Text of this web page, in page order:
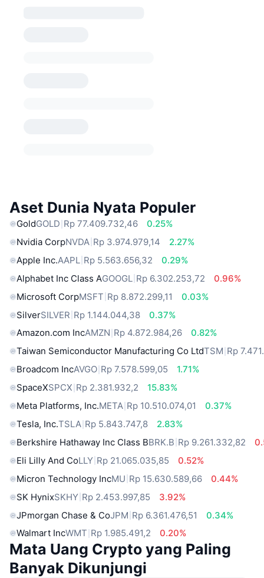
Aset Dunia Nyata Populer
GoldGOLD Rp 77.409.732,46
0.25%
Nvidia CorpNVDA Rp 3.974.979,14
2.27%
Apple Inc.AAPL Rp 5.563.656,32
0.29%
Alphabet Inc Class AGOOGL Rp 6.302.253,72
0.96%
Microsoft CorpMSFT Rp 8.872.299,11
0.03%
SilverSILVER Rp 1.144.044,38
0.37%
Amazon.com IncAMZN Rp 4.872.984,26
0.82%
Taiwan Semiconductor Manufacturing Co LtdTSM Rp
Broadcom IncAVGO Rp 7.578.599,05
1.71%
SpaceXSPCX Rp 2.381.932,2
15.83%
Meta Platforms, Inc.META Rp 10.510.074,01
0.37%
Tesla, Inc.TSLA Rp 5.843.747,8
2.83%
Berkshire Hathaway Inc Class BBRK.B Rp 9.261.332,82
Eli Lilly And CoLLY Rp 21.065.035,85
0.52%
Micron Technology IncMU Rp 15.630.589,66
0.44%
SK HynixSKHY Rp 2.453.997,85
3.92%
JPmorgan Chase & CoJPM Rp 6.361.476,51
0.34%
Walmart IncWMT Rp 1.985.491,2 0.20%
Mata Uang Crypto yang Paling
Banyak Dikunjungi